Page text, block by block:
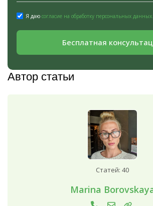
Я даю согласие на обработку персональных данных.
Бесплатная
Автор статьи
Статей: 40
Marina